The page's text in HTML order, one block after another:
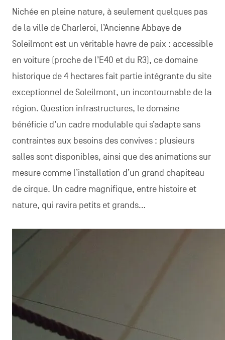
Nichée en pleine nature, à seulement quelques pas
de la ville de Charleroi, l’Ancienne Abbaye de
Soleilmont est un véritable havre de paix : accessible
en voiture (proche de l’E40 et du R3), ce domaine
historique de 4 hectares fait partie intégrante du site
exceptionnel de Soleilmont, un incontournable de la
région. Question infrastructures, le domaine
bénéficie d’un cadre modulable qui s’adapte sans
contraintes aux besoins des convives : plusieurs
salles sont disponibles, ainsi que des animations sur
mesure comme l’installation d’un grand chapiteau
de cirque. Un cadre magnifique, entre histoire et
nature, qui ravira petits et grands…